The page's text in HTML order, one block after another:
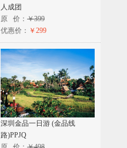
人成团
原 价： ￥399
优惠价： ￥299
深圳金品一日游 (金品线
路)PPJQ